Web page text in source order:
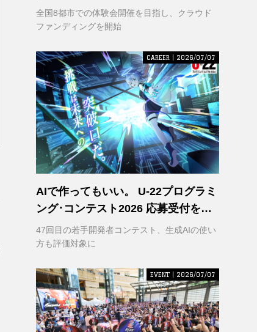
VR｣ 理解の輪を広げるため支援募集
を開始
全国8都市での体験会開催を目指し、クラウド
ファンディングを開始
CAREER | 2026/07/07
AIで作ってもいい。 U-22プログラミ
ング･コンテスト2026 応募受付を開
始
47回目の若手開発者コンテスト、生成AIの使い
方も評価対象に
EVENT | 2026/07/07